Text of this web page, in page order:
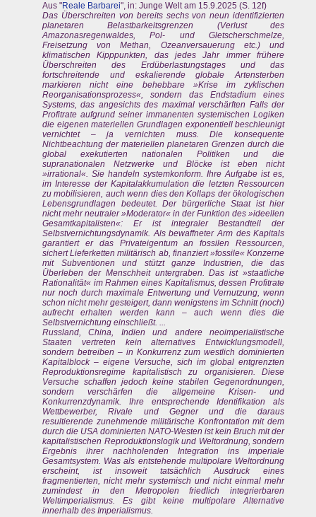
Aus "Reale Barbarei", in: Junge Welt am 15.9.2025 (S. 12f)
Das Überschreiten von bereits sechs von neun identifizierten
planetaren Belastbarkeitsgrenzen (Verlust des
Amazonasregenwaldes, Pol- und Gletscherschmelze,
Freisetzung von Methan, Ozeanversauerung etc.) und
klimatischen Kipppunkten, das jedes Jahr immer frühere
Überschreiten des Erdüberlastungstages und das
fortschreitende und eskalierende globale Artensterben
markieren nicht eine behebbare »Krise im zyklischen
Reorganisationsprozess«, sondern das Endstadium eines
Systems, das angesichts des maximal verschärften Falls der
Profitrate aufgrund seiner immanenten systemischen Logiken
die eigenen materiellen Grundlagen exponentiell beschleunigt
vernichtet – ja vernichten muss. Die konsequente
Nichtbeachtung der materiellen planetaren Grenzen durch die
global exekutierten nationalen Politiken und die
supranationalen Netzwerke und Blöcke ist eben nicht
»irrational«. Sie handeln systemkonform. Ihre Aufgabe ist es,
im Interesse der Kapitalakkumulation die letzten Ressourcen
zu mobilisieren, auch wenn dies den Kollaps der ökologischen
Lebensgrundlagen bedeutet. Der bürgerliche Staat ist hier
nicht mehr neutraler »Moderator« in der Funktion des »ideellen
Gesamtkapitalisten«: Er ist integraler Bestandteil der
Selbstvernichtungsdynamik. Als bewaffneter Arm des Kapitals
garantiert er das Privateigentum an fossilen Ressourcen,
sichert Lieferketten militärisch ab, finanziert »fossile« Konzerne
mit Subventionen und stützt ganze Industrien, die das
Überleben der Menschheit untergraben. Das ist »staatliche
Rationalität« im Rahmen eines Kapitalismus, dessen Profitrate
nur noch durch maximale Entwertung und Vernutzung, wenn
schon nicht mehr gesteigert, dann wenigstens im Schnitt (noch)
aufrecht erhalten werden kann – auch wenn dies die
Selbstvernichtung einschließt. ...
Russland, China, Indien und andere neoimperialistische
Staaten vertreten kein alternatives Entwicklungsmodell,
sondern betreiben – in Konkurrenz zum westlich dominierten
Kapitalblock – eigene Versuche, sich im global entgrenzten
Reproduktionsregime kapitalistisch zu organisieren. Diese
Versuche schaffen jedoch keine stabilen Gegenordnungen,
sondern verschärfen die allgemeine Krisen- und
Konkurrenzdynamik. Ihre entsprechende Identifikation als
Wettbewerber, Rivale und Gegner und die daraus
resultierende zunehmende militärische Konfrontation mit dem
durch die USA dominierten NATO-Westen ist kein Bruch mit der
kapitalistischen Reproduktionslogik und Weltordnung, sondern
Ergebnis ihrer nachholenden Integration ins imperiale
Gesamtsystem. Was als entstehende multipolare Weltordnung
erscheint, ist insoweit tatsächlich Ausdruck eines
fragmentierten, nicht mehr systemisch und nicht einmal mehr
zumindest in den Metropolen friedlich integrierbaren
Weltimperialismus. Es gibt keine multipolare Alternative
innerhalb des Imperialismus.